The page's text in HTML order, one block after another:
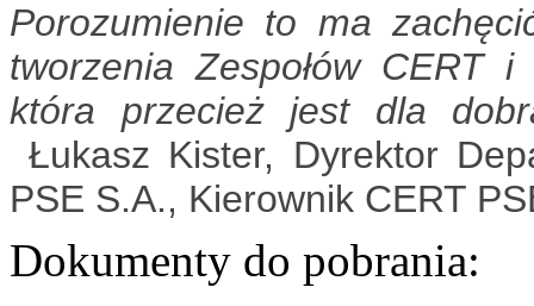
Porozumienie to ma
tworzenia Zespołów CERT
która przecież jest dla
Łukasz Kister, Dyrektor
PSE S.A., Kierownik CERT
Dokumenty do pobrania: